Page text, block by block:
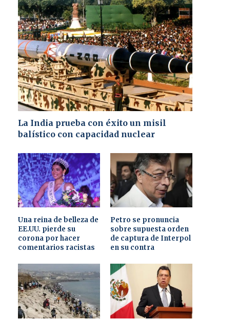
La India prueba con éxito un misil
balístico con capacidad nuclear
Una reina de belleza de
EE.UU. pierde su
corona por hacer
comentarios racistas
Petro se pronuncia
sobre supuesta orden
de captura de Interpol
en su contra